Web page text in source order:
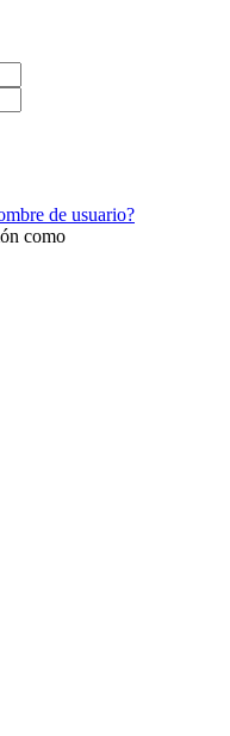
de usuario?
como